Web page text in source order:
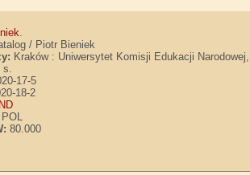
.
/ Piotr Bieniek
Kraków : Uniwersytet Komisji Edukacji
s.
17-5
18-2
POL
80.000